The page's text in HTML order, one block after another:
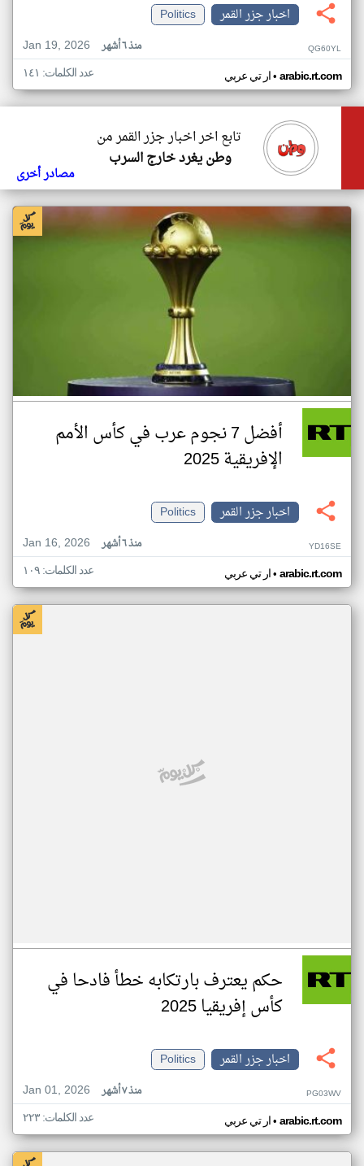
اخبار جزر القمر
Politics
Jan 19, 2026
منذ ٦ أشهر QG60YL
ار تي عربي• arabic.rt.com عدد الكلمات: ١٤١
تابع اخر اخبار جزر القمر من
وطن يغرد خارج السرب
مصادر أخرى
أفضل 7 نجوم عرب في كأس الأمم
الإفريقية 2025
اخبار جزر القمر
Politics
Jan 16, 2026
منذ ٦ أشهر YD16SE
ار تي عربي• arabic.rt.com عدد الكلمات: ١٠٩
حكم يعترف بارتكابه خطأ فادحا في
كأس إفريقيا 2025
اخبار جزر القمر
Politics
Jan 01, 2026
منذ ٧ أشهر PG03WV
ار تي عربي• arabic.rt.com عدد الكلمات: ٢٢٣